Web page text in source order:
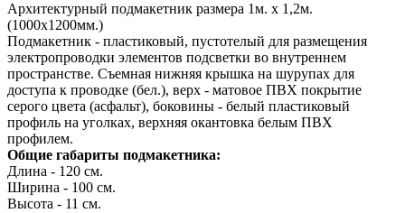
Архитектурный подмакетник размера 1м. х 1,2м.
(1000х1200мм.)
Подмакетник - пластиковый, пустотелый для размещения
электропроводки элементов подсветки во внутреннем
пространстве. Съемная нижняя крышка на шурупах для
доступа к проводке (бел.), верх - матовое ПВХ покрытие
серого цвета (асфальт), боковины - белый пластиковый
профиль на уголках, верхняя окантовка белым ПВХ
профилем.
Общие габариты подмакетника:
Длина - 120 см.
Ширина - 100 см.
Высота - 11 см.